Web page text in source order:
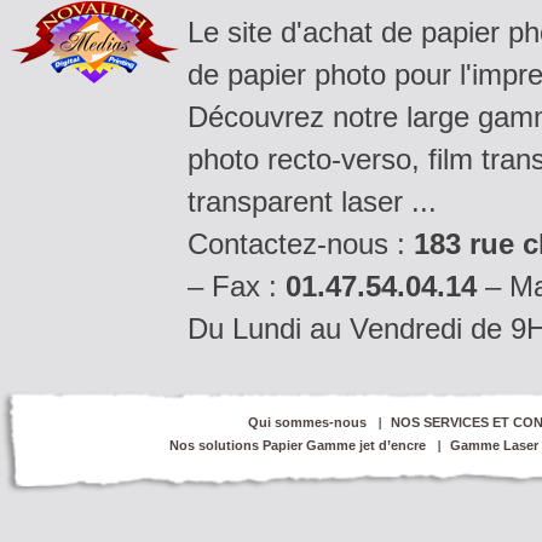
Le site d'achat de papier
de papier photo pour
Découvrez notre large
photo recto-verso, film
transparent laser ...
Contactez-nous : 183 rue
– Fax : 01.47.54.04.14–
Du Lundi au Vendredi de
Qui sommes-nous
NOS SERVICES ET
Nos solutions Papier Gamme jet d’encre
Gamme Laser